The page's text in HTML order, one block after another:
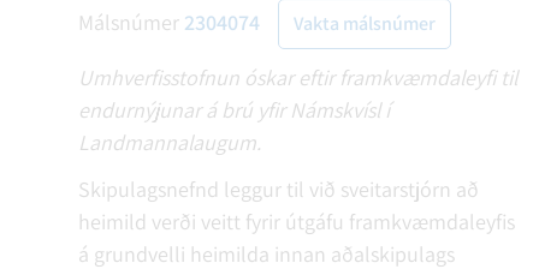
Málsnúmer 2304074 Vakta málsnúmer
Umhverfisstofnun óskar eftir framkvæmdaleyfi til
endurnýjunar á brú yfir Námskvísl í
Landmannalaugum.
Skipulagsnefnd leggur til við sveitarstjórn að
heimild verði veitt fyrir útgáfu framkvæmdaleyfis
á grundvelli heimilda innan aðalskipulags